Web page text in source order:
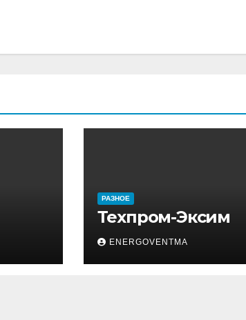
РАЗНОЕ
Техпром-Эксим
ENERGOVENTMA